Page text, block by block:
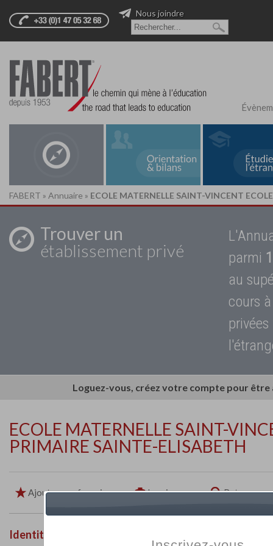
Nous joindre
FABERT » Annuaire » ECOLE MATERNELLE SAINT-VINCENT
Trouver un
établissement privé
parmi
au
cours
Loguez-vous, créez votre compte pour
ECOLE MATERNELLE SAINT-
PRIMAIRE SAINTE-ELISABETH
Ajouter aux favoris Imprimer Retour
Identité de l'établissement